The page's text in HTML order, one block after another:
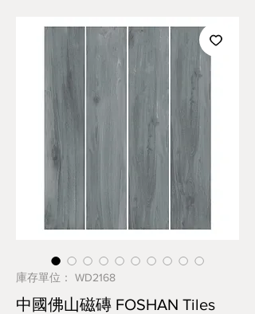
庫存單位： WD2168
中國佛山磁磚 FOSHAN Tiles